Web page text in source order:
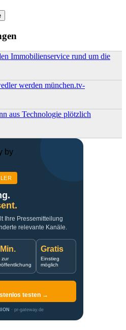
Immobilienservice rund um die
werden münchen.tv-
aus Technologie plötzlich
Ihre Pressemitteilung
relevante Kanäle.
zur
Gratis
Einstieg
möglich
testen →
· pr-gateway.de